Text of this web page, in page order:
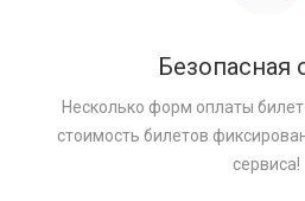
Безопасная
Несколько форм оплаты
стоимость билетов
сервиса!